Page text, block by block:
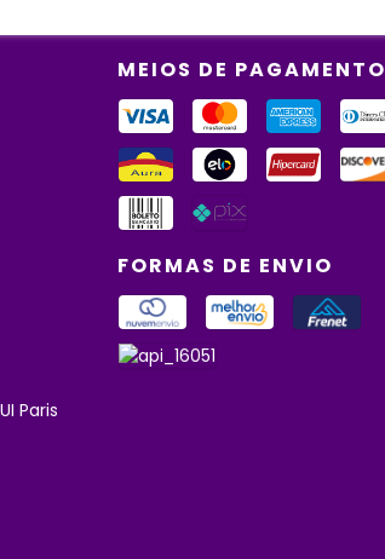
Paris
MEIOS DE PAGAMENTO
FORMAS DE ENVIO